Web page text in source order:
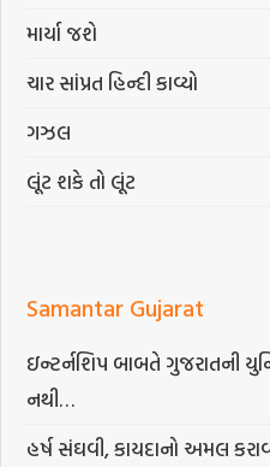
માર્યા જશે
ચાર સાંપ્રત હિન્દી કાવ્યો
ગઝલ
લૂંટ શકે તો લૂંટ
Samantar Gujarat
ઇન્ટર્નશિપ બાબતે ગુજરાતની
નથી…
હર્ષ સંઘવી, કાયદાનો અમલ